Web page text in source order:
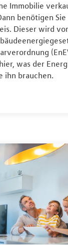
Immobilie
benötigen Sie
Dieser wird
was der
ihn brauchen.